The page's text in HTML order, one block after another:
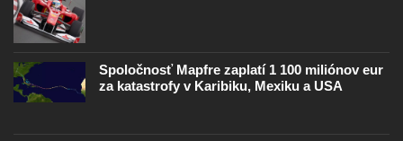
Spoločnosť Mapfre zaplatí 1 100 miliónov eur
za katastrofy v Karibiku, Mexiku a USA